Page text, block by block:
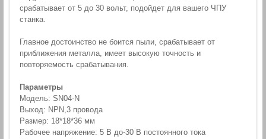
срабатывает от 5 до 30 вольт, подойдет для вашего ЧПУ
станка.
Главное достоинство не боится пыли, срабатывает от
приближения металла, имеет высокую точность и
повторяемость срабатывания.
Параметры
Модель: SN04-N
Выход: NPN,3 провода
Размер: 18*18*36 мм
Рабочее напряжение: 5 В до-30 В постоянного тока